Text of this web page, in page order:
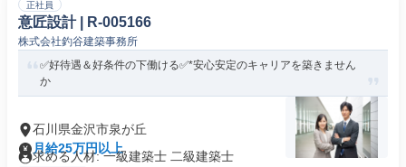
正社員
意匠設計 | R-005166
株式会社釣谷建築事務所
✅好待遇＆好条件の下働ける✅*安心安定のキャリアを築きません
か
石川県金沢市泉が丘
月給25万円以上
求める人材: 一級建築士 二級建築士